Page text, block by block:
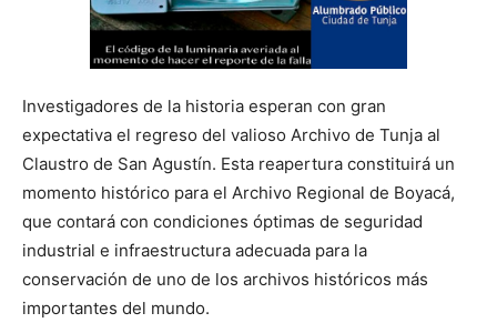
Investigadores de la historia esperan con gran
expectativa el regreso del valioso Archivo de Tunja al
Claustro de San Agustín. Esta reapertura constituirá un
momento histórico para el Archivo Regional de Boyacá,
que contará con condiciones óptimas de seguridad
industrial e infraestructura adecuada para la
conservación de uno de los archivos históricos más
importantes del mundo.